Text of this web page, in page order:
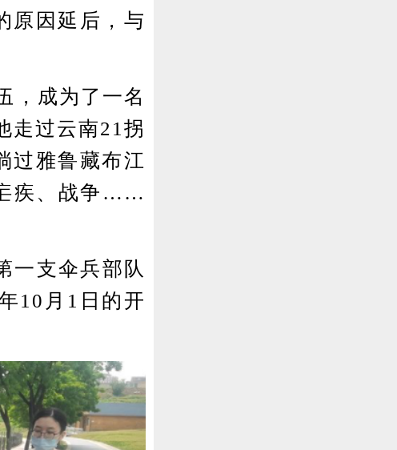
原因延后，与
成为了一名
走过云南21拐
过雅鲁藏布江
疾、战争……
支伞兵部队
10月1日的开